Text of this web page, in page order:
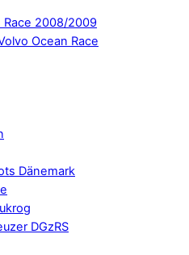
Race 2008/2009
Ocean Race
Dänemark
DGzRS